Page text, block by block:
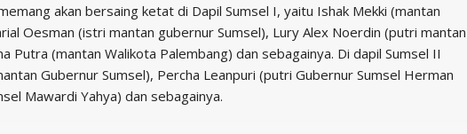
akan bersaing ketat di Dapil Sumsel I, yaitu Ishak Mekki (mantan
Oesman (istri mantan gubernur Sumsel), Lury Alex Noerdin (putri mantan
Putra (mantan Walikota Palembang) dan sebagainya. Di dapil Sumsel II
Gubernur Sumsel), Percha Leanpuri (putri Gubernur Sumsel Herman
Mawardi Yahya) dan sebagainya.